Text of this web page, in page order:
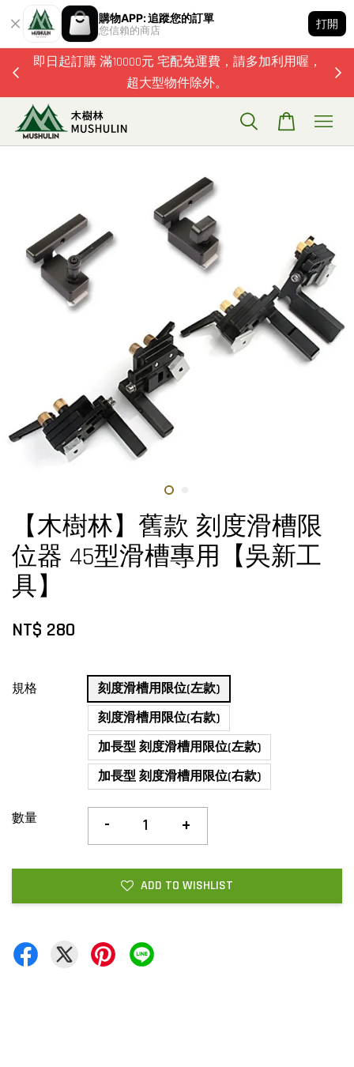
購物APP: 追蹤您的訂單
您信賴的商店
打開
即日起訂購 滿10000元 宅配免運費，請多加利用喔，
超大型物件除外。
【木樹林】舊款 刻度滑槽限
位器 45型滑槽專用【吳新工
具】
NT$ 280
規格
刻度滑槽用限位(左款)
刻度滑槽用限位(右款)
加長型 刻度滑槽用限位(左款)
加長型 刻度滑槽用限位(右款)
數量 - +
ADD TO WISHLIST